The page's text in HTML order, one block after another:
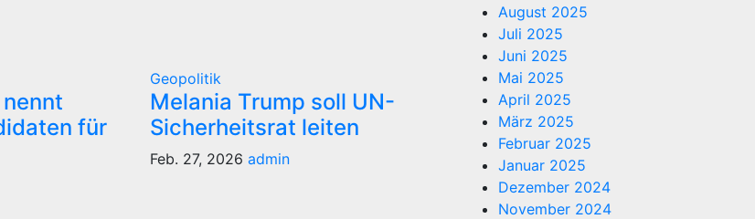
für
Geopolitik
Melania Trump soll UN-
Sicherheitsrat leiten
Feb. 27, 2026 admin
August 2025
Juli 2025
Juni 2025
Mai 2025
April 2025
März 2025
Februar 2025
Januar 2025
Dezember 2024
November 2024